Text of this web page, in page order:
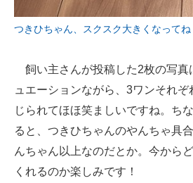
つきひちゃん、スクスク大きくなってね
飼い主さんが投稿した2枚の写真
ュエーションながら、3ワンそれ
じられてほほ笑ましいですね。ち
ると、つきひちゃんのやんちゃ具
んちゃん以上なのだとか。今から
くれるのか楽しみです！